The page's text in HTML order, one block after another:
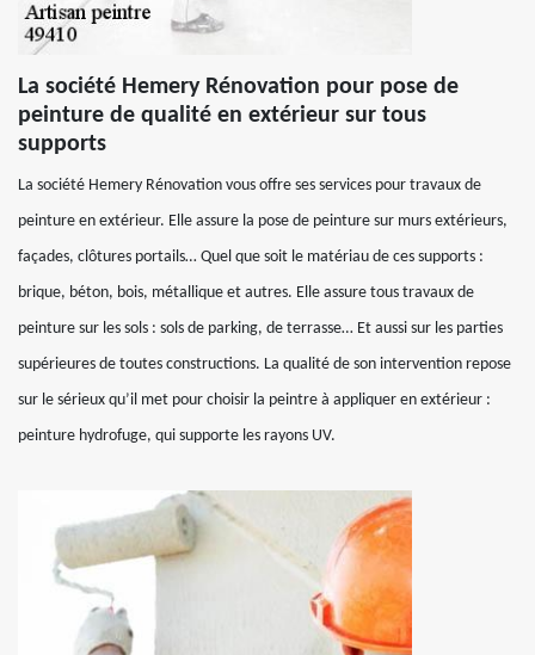
La société Hemery Rénovation pour pose de
peinture de qualité en extérieur sur tous
supports
La société Hemery Rénovation vous offre ses services pour travaux de
peinture en extérieur. Elle assure la pose de peinture sur murs extérieurs,
façades, clôtures portails… Quel que soit le matériau de ces supports :
brique, béton, bois, métallique et autres. Elle assure tous travaux de
peinture sur les sols : sols de parking, de terrasse… Et aussi sur les parties
supérieures de toutes constructions. La qualité de son intervention repose
sur le sérieux qu’il met pour choisir la peintre à appliquer en extérieur :
peinture hydrofuge, qui supporte les rayons UV.